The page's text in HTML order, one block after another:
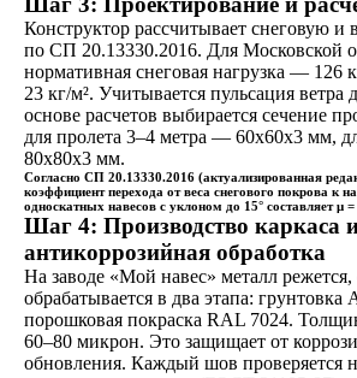
Конструктор рассчитывает снеговую и
по СП 20.13330.2016. Для Московской
нормативная снеговая нагрузка — 126
23 кг/м². Учитывается пульсация ветра
основе расчетов выбирается сечение
для пролета 3–4 метра — 60x60x3 мм,
80x80x3 мм.
Согласно СП 20.13330.2016 (актуализированная
коэффициент перехода от веса снегового покрова к
односкатных навесов с уклоном до 15° составляет μ
Шаг 4: Производство каркаса
антикоррозийная обработка
На заводе «Мой навес» металл режется,
обрабатывается в два этапа:
порошковая покраска RAL 7024.
60–80 микрон. Это защищает от
обновления. Каждый шов проверяется